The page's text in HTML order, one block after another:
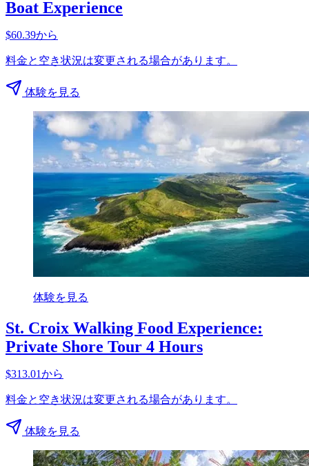
Boat Experience
$60.39から
料金と空き状況は変更される場合があります。
体験を見る
体験を見る
St. Croix Walking Food Experience:
Private Shore Tour 4 Hours
$313.01から
料金と空き状況は変更される場合があります。
体験を見る